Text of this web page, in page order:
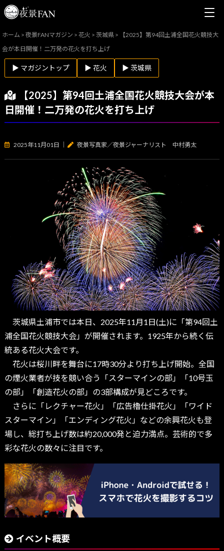
ホーム >夜景FANマガジン >花火 >茨城県 >
【2025】第94回土浦全国花火競技大
会が本日開催！二万発の花火を打ち上げ
▶ マガジントップ ▶ 花火 ▶ 茨城県
【2025】第94回土浦全国花火競技大会が本
日開催！二万発の花火を打ち上げ
2025年11月01日 夜景写真家／夜景ジャーナリスト 中村勇太
茨城県土浦市では本日、2025年11月1日(土)に「第94回土
浦全国花火競技大会」が開催されます。1925年から続く伝
統ある花火大会です。
花火は桜川畔を舞台に17時30分より打ち上げ開始。全国
の煙火業者が技を競い合う「スターマインの部」「10号玉
の部」「創造花火の部」の3部構成が見どころです。
さらに「レクチャー花火」「広告櫓仕掛花火」「ワイド
スターマイン」「エンディング花火」などの余興花火も登
場し、総打ち上げ数は約20,000発と迫力満点。芸術的で多
彩な花火の数々に注目です。
イベント概要